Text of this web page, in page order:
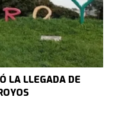
LA LLEGADA DE